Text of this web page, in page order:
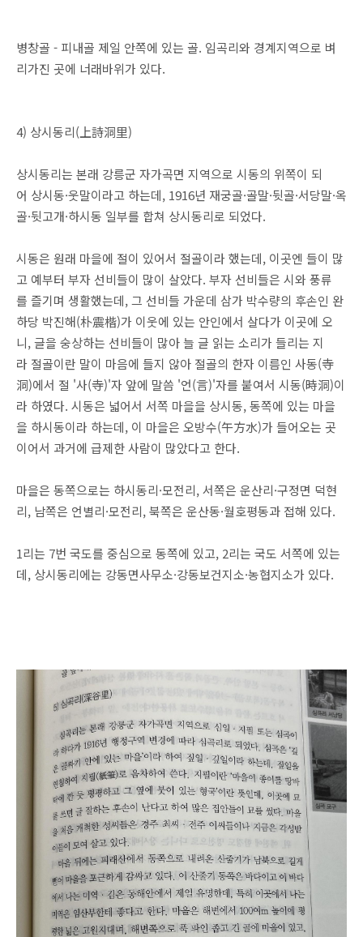
병창골 - 피내골 제일 안쪽에 있는 골. 임곡리와 경계지역으로 벼
리가진 곳에 너래바위가 있다.
4) 상시동리(上詩洞里)
상시동리는 본래 강릉군 자가곡면 지역으로 시동의 위쪽이 되
어 상시동·웃말이라고 하는데, 1916년 재궁골·골말·뒷골·서당말·옥
골·뒷고개·하시동 일부를 합쳐 상시동리로 되었다.
시동은 원래 마을에 절이 있어서 절골이라 했는데, 이곳엔 들이 많
고 예부터 부자 선비들이 많이 살았다. 부자 선비들은 시와 풍류
를 즐기며 생활했는데, 그 선비들 가운데 삼가 박수량의 후손인 완
하당 박진해(朴震楷)가 이웃에 있는 안인에서 살다가 이곳에 오
니, 글을 숭상하는 선비들이 많아 늘 글 읽는 소리가 들리는 지
라 절골이란 말이 마음에 들지 않아 절골의 한자 이름인 사동(寺
洞)에서 절 '사(寺)'자 앞에 말씀 '언(言)'자를 붙여서 시동(時洞)이
라 하였다. 시동은 넓어서 서쪽 마을을 상시동, 동쪽에 있는 마을
을 하시동이라 하는데, 이 마을은 오방수(午方水)가 들어오는 곳
이어서 과거에 급제한 사람이 많았다고 한다.
마을은 동쪽으로는 하시동리·모전리, 서쪽은 운산리·구정면 덕현
리, 남쪽은 언별리·모전리, 북쪽은 운산동·월호평동과 접해 있다.
1리는 7번 국도를 중심으로 동쪽에 있고, 2리는 국도 서쪽에 있는
데, 상시동리에는 강동면사무소·강동보건지소·농협지소가 있다.